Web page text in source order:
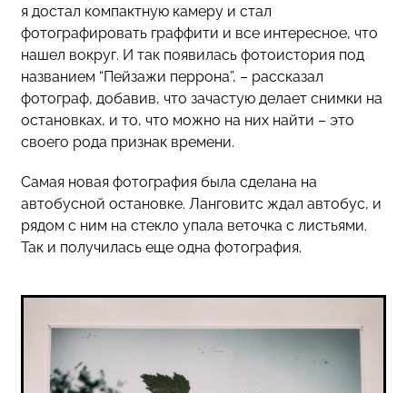
я достал компактную камеру и стал
фотографировать граффити и все интересное, что
нашел вокруг. И так появилась фотоистория под
названием “Пейзажи перрона”, – рассказал
фотограф, добавив, что зачастую делает снимки на
остановках, и то, что можно на них найти – это
своего рода признак времени.
Самая новая фотография была сделана на
автобусной остановке. Ланговитс ждал автобус, и
рядом с ним на стекло упала веточка с листьями.
Так и получилась еще одна фотография.